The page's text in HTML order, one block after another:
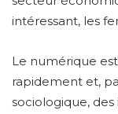
intéressant, les
Le numérique
rapidement et,
sociologique,